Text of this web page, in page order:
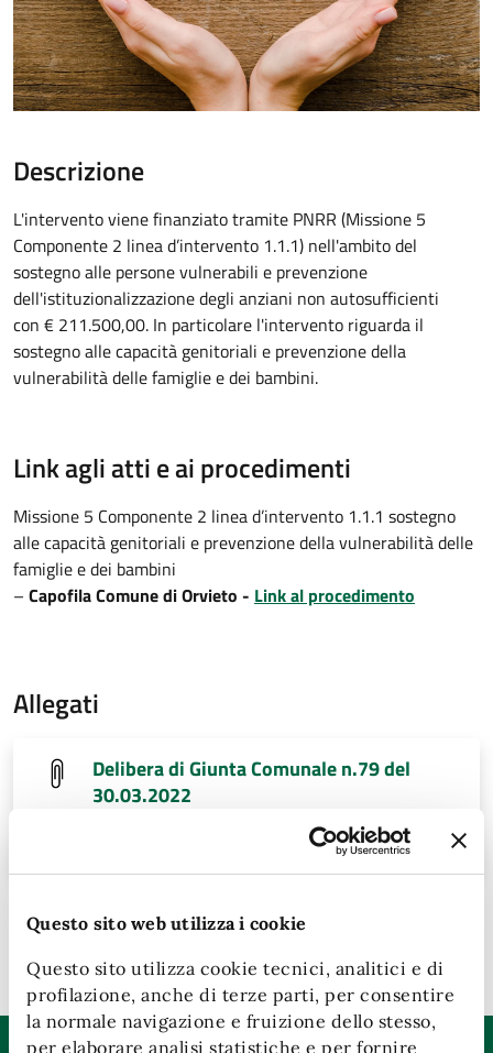
Questo sito web utilizza i cookie
Questo sito utilizza cookie tecnici, analitici e di
profilazione, anche di terze parti, per consentire
la normale navigazione e fruizione dello stesso,
per elaborare analisi statistiche e per fornire
Descrizione
L'intervento viene finanziato tramite PNRR (Missione 5
Componente 2 linea d’intervento 1.1.1) nell'ambito del
sostegno alle persone vulnerabili e prevenzione
dell'istituzionalizzazione degli anziani non autosufficienti
con € 211.500,00. In particolare l'intervento riguarda il
sostegno alle capacità genitoriali e prevenzione della
vulnerabilità delle famiglie e dei bambini.
Link agli atti e ai procedimenti
Missione 5 Componente 2 linea d’intervento 1.1.1 sostegno
alle capacità genitoriali e prevenzione della vulnerabilità delle
famiglie e dei bambini
– Capofila Comune di Orvieto - Link al procedimento
Allegati
Delibera di Giunta Comunale n.79 del
30.03.2022
Ultimo aggiornamento:26/11/2024, 15:12